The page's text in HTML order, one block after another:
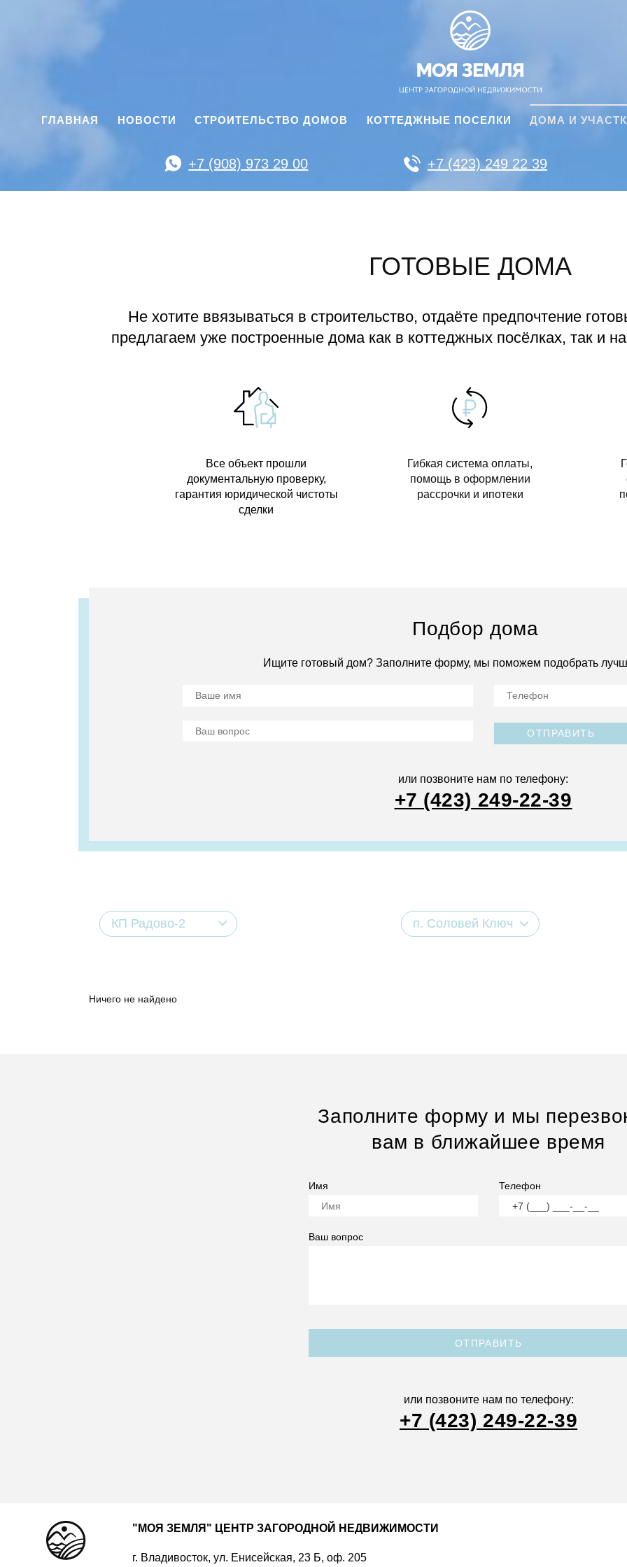
ГЛАВНАЯ НОВОСТИ СТРОИТЕЛЬСТВО ДОМОВ КОТТЕДЖНЫЕ ПОСЕЛКИ ДОМА И
+7 (908) 973 29 00 +7 (423) 249 22 39
ГОТОВЫЕ ДОМА
Не хотите ввязываться в строительство, отдаёте предпочтение
предлагаем уже построенные дома как в коттеджных посёлках, так и
Все объект прошли
документальную проверку,
гарантия юридической чистоты
сделки
Гибкая система оплаты,
помощь в оформлении
рассрочки и ипотеки
Подбор дома
Ищите готовый дом? Заполните форму, мы поможем подобрать
ОТПРАВИТЬ
или позвоните нам по телефону:
+7 (423) 249-22-39
КП Радово-2 п. Соловей Ключ
Ничего не найдено
Заполните форму и мы
вам в ближайшее время
Имя Телефон
Ваш вопрос
ОТПРАВИТЬ
или позвоните нам по телефону:
+7 (423) 249-22-39
"МОЯ ЗЕМЛЯ" ЦЕНТР ЗАГОРОДНОЙ НЕДВИЖИМОСТИ
г. Владивосток, ул. Енисейская, 23 Б, оф. 205